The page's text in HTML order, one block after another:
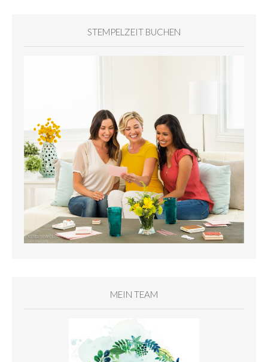
STEMPELZEIT BUCHEN
MEIN TEAM